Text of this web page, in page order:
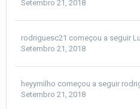
Setembro 21, 2018
rodriguesc21 começou a seguir
Setembro 21, 2018
heyymilho começou a seguir
Setembro 21, 2018